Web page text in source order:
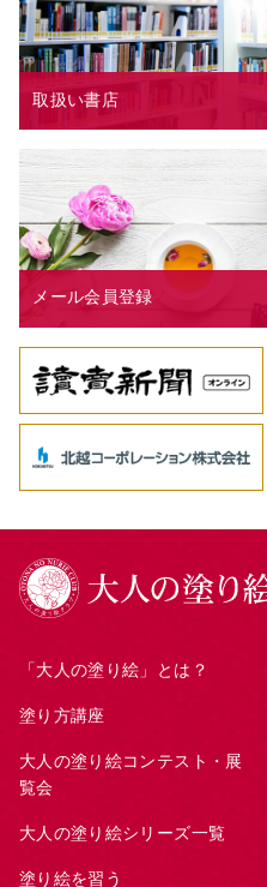
取扱い書店
メール会員登録
「大人の塗り絵」とは？
塗り方講座
大人の塗り絵コンテスト・展
覧会
大人の塗り絵シリーズ一覧
塗り絵を習う